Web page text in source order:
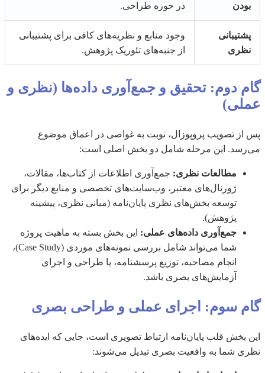
بودن
در حوزه طراحی.
پشتیبانی
نظری
وجود منابع و نظریه‌های کافی برای پشتیبانی
از جنبه‌های تئوریک پژوهش.
گام دوم: تحقیق و جمع‌آوری داده‌ها (نظری و
عملی)
پس از تصویب پروپوزال، نوبت به غواصی در اعماق موضوع
می‌رسد. این مرحله شامل دو بخش اصلی است:
مطالعات نظری: جمع‌آوری اطلاعات از کتاب‌ها، مقالات،
ژورنال‌های معتبر، وب‌سایت‌های تخصصی و منابع دیگر برای
توسعه بخش‌های نظری پایان‌نامه (مبانی نظری، پیشینه
پژوهش).
جمع‌آوری داده‌های عملی: این بخش بسته به ماهیت پروژه
شما می‌تواند شامل بررسی نمونه‌های موردی (Case Study)،
انجام مصاحبه، توزیع پرسشنامه، یا طراحی و اجرای
آزمایش‌های بصری باشد.
گام سوم: اجرای عملی و طراحی بصری
این بخش قلب پایان‌نامه ارتباط تصویری است، جایی که ایده‌های
نظری شما به واقعیت بصری تبدیل می‌شوند: